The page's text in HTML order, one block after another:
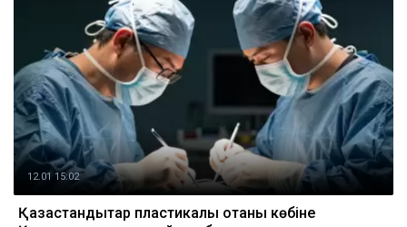
12.01 15:02
Қазақстандықтар пластикалық отаны көбіне